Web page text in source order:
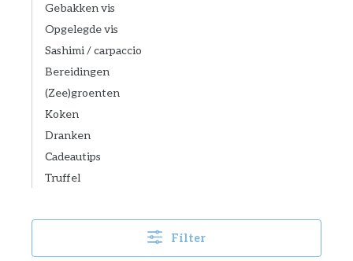
Gebakken vis
Opgelegde vis
Sashimi / carpaccio
Bereidingen
(Zee)groenten
Koken
Dranken
Cadeautips
Truffel
Filter